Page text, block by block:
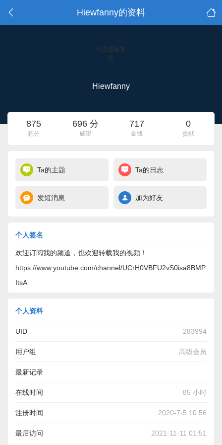
Hiewfanny的资料
点击重新加
载
Hiewfanny
875
积分
696 分
威望
717
金钱
0
贡献
Ta的主题 Ta的日志
发短消息 加为好友
个人签名
欢迎订阅我的频道，也欢迎转载我的视频！
https://www.youtube.com/channel/UCrH0VBFU2vS0isa8BMP
ItsA
个人资料
UID 283994
用户组 高级会员
最新记录
https://www.youtube.com/watch?v=6A_AEPquWug&t=2s
在线时间 85 小时
注册时间 2020-7-5 10:56
最后访问 2021-11-11 01:51